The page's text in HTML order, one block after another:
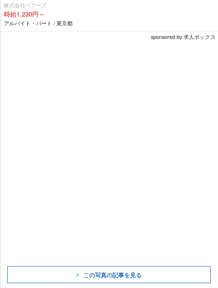
株式会社ベアーズ
時給1,230円～
アルバイト・パート / 東京都
sponsored by 求人ボックス
この写真の記事を見る